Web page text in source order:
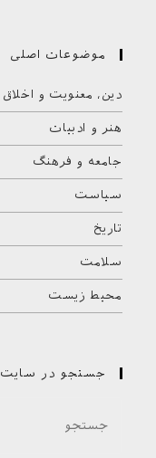
موضوعات اصلی
دین، معنویت و اخلاق
هنر و ادبیات
جامعه و فرهنگ
سیاست
تاریخ
سلامت
محیط زیست
جستجو در سایت